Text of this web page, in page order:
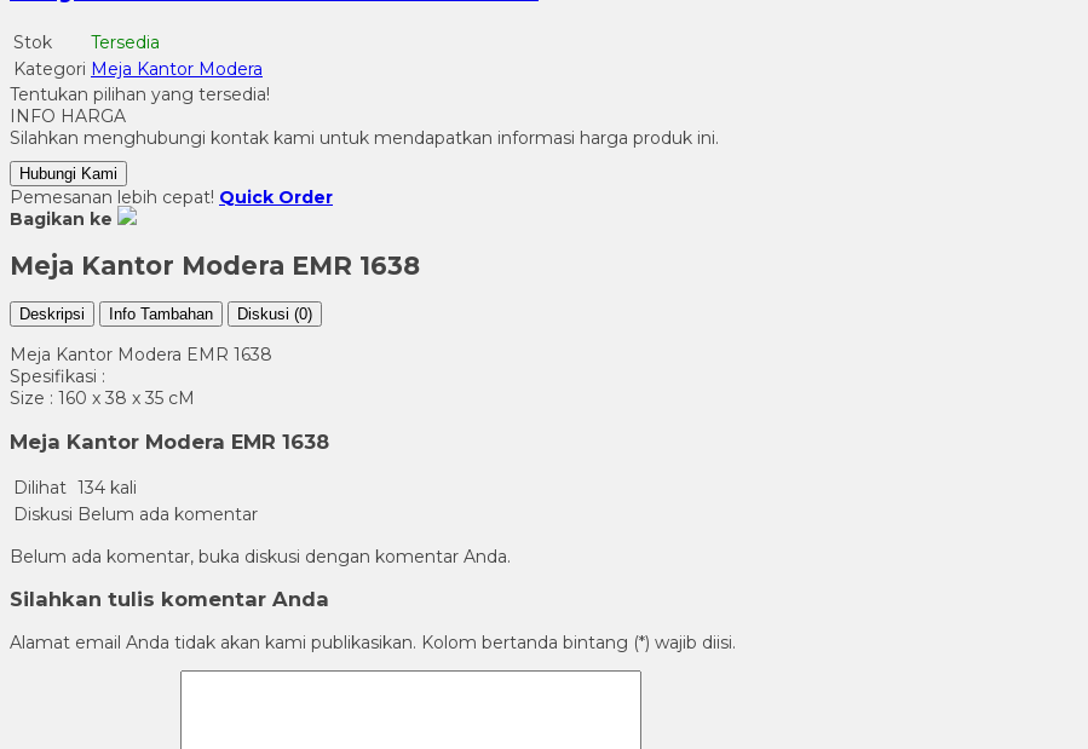
Stok
Tersedia
Kategori Meja Kantor Modera
Tentukan pilihan yang tersedia!
INFO HARGA
Silahkan menghubungi kontak kami untuk mendapatkan informasi harga produk ini.
Hubungi Kami
Pemesanan lebih cepat! Quick Order
Bagikan ke
Meja Kantor Modera EMR 1638
Deskripsi Info Tambahan Diskusi (0)
Meja Kantor Modera EMR 1638
Spesifikasi :
Size : 160 x 38 x 35 cM
Meja Kantor Modera EMR 1638
Dilihat 134 kali
Diskusi Belum ada komentar
Belum ada komentar, buka diskusi dengan komentar Anda.
Silahkan tulis komentar Anda
Alamat email Anda tidak akan kami publikasikan. Kolom bertanda bintang (*) wajib diisi.